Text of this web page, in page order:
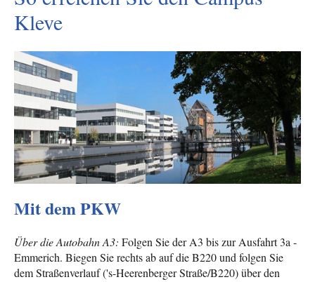
Kleve
Bild
Mit dem PKW
Über die Autobahn A3: Folgen Sie der A3 bis zur Ausfahrt 3a -
Emmerich. Biegen Sie rechts ab auf die B220 und folgen Sie
dem Straßenverlauf ('s-Heerenberger Straße/B220) über den